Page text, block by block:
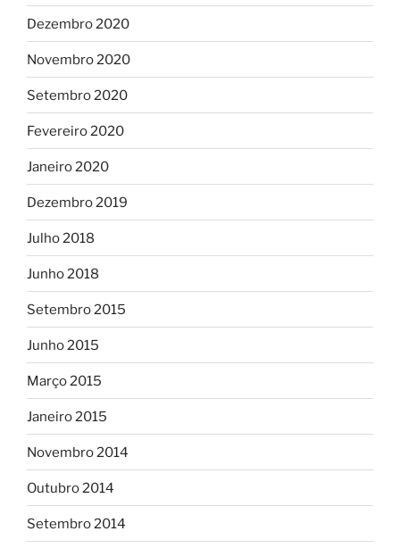
Dezembro 2020
Novembro 2020
Setembro 2020
Fevereiro 2020
Janeiro 2020
Dezembro 2019
Julho 2018
Junho 2018
Setembro 2015
Junho 2015
Março 2015
Janeiro 2015
Novembro 2014
Outubro 2014
Setembro 2014